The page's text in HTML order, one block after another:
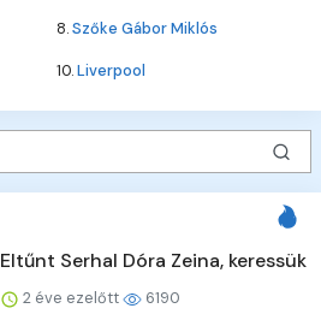
8.Szőke Gábor Miklós
10.Liverpool
Eltűnt Serhal Dóra Zeina, keressük
2 éve ezelőtt 6190